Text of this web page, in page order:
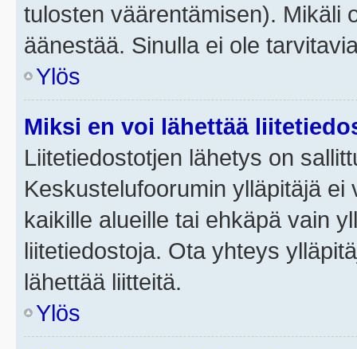
tulosten väärentämisen). Mikäli
äänestää. Sinulla ei ole
Ylös
Miksi en voi lähettää
Liitetiedostotjen lähetys on
Keskustelufoorumin ylläpitäjä
kaikille alueille tai ehkäpä vain
liitetiedostoja. Ota yhteys
lähettää liitteitä.
Ylös